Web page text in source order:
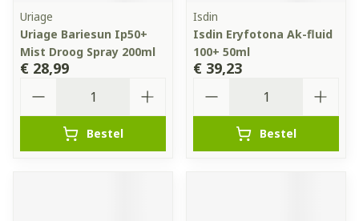
Uriage
Uriage Bariesun Ip50+
Mist Droog Spray 200ml
€ 28,99
Bestel
Isdin
Isdin Eryfotona Ak-fluid
100+ 50ml
€ 39,23
Bestel